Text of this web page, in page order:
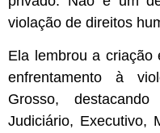
violação de direitos
Ela lembrou a criação
enfrentamento à
Grosso,
Judiciário, Executivo,